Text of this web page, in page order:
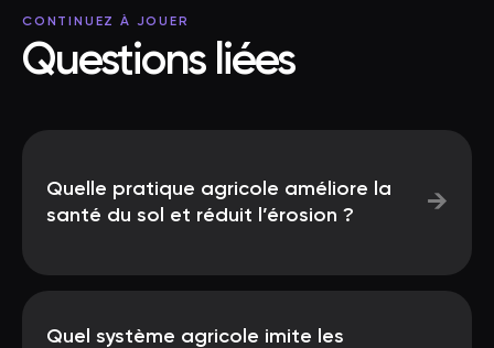
CONTINUEZ À JOUER
Questions liées
Quelle pratique agricole améliore la
santé du sol et réduit l’érosion ?
→
Quel système agricole imite les